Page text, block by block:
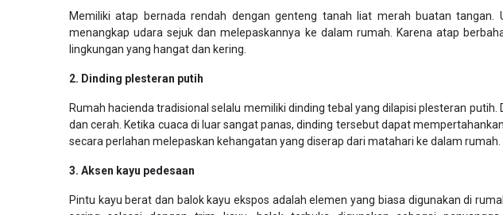
Memiliki atap bernada rendah dengan genteng tanah liat merah buatan tangan.
menangkap udara sejuk dan melepaskannya ke dalam rumah. Karena atap
lingkungan yang hangat dan kering.
2. Dinding plesteran putih
Rumah hacienda tradisional selalu memiliki dinding tebal yang dilapisi plesteran
dan cerah. Ketika cuaca di luar sangat panas, dinding tersebut dapat
secara perlahan melepaskan kehangatan yang diserap dari matahari ke dalam rumah.
3. Aksen kayu pedesaan
Pintu kayu berat dan balok kayu ekspos adalah elemen yang biasa digunakan di